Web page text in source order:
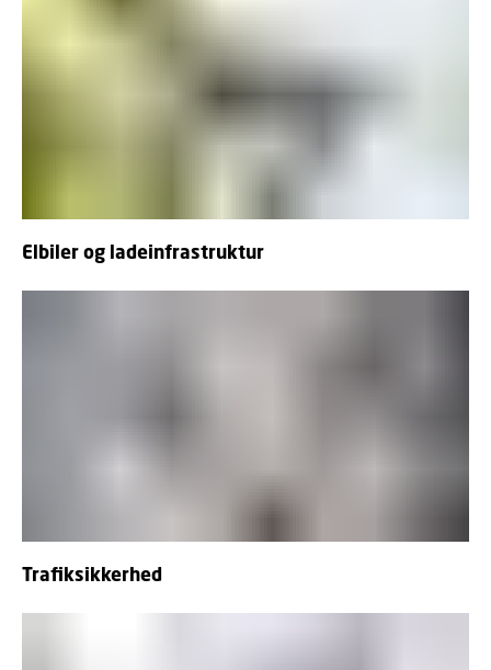
Elbiler og ladeinfrastruktur
Trafiksikkerhed